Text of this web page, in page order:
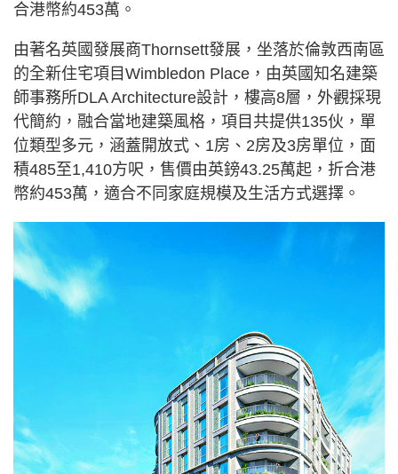
合港幣約453萬。
由著名英國發展商Thornsett發展，坐落於倫敦西南區
的全新住宅項目Wimbledon Place，由英國知名建築
師事務所DLA Architecture設計，樓高8層，外觀採現
代簡約，融合當地建築風格，項目共提供135伙，單
位類型多元，涵蓋開放式、1房、2房及3房單位，面
積485至1,410方呎，售價由英鎊43.25萬起，折合港
幣約453萬，適合不同家庭規模及生活方式選擇。